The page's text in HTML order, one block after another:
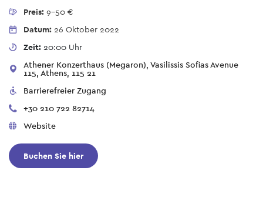
Preis: 9-50 €
Datum: 26 Oktober 2022
Zeit: 20:00 Uhr
Athener Konzerthaus (Megaron), Vasilissis Sofias Avenue
115, Athens, 115 21
Barrierefreier Zugang
+30 210 722 82714
Website
Buchen Sie hier